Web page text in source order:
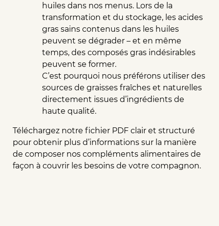
huiles dans nos menus. Lors de la
transformation et du stockage, les acides
gras sains contenus dans les huiles
peuvent se dégrader – et en même
temps, des composés gras indésirables
peuvent se former.
C’est pourquoi nous préférons utiliser des
sources de graisses fraîches et naturelles
directement issues d’ingrédients de
haute qualité.
Téléchargez notre fichier PDF clair et structuré
pour obtenir plus d’informations sur la manière
de composer nos compléments alimentaires de
façon à couvrir les besoins de votre compagnon.